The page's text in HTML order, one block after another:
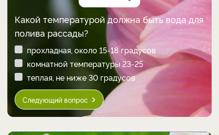
Какой температурой должна быть вода для
полива рассады?
прохладная, около 15-18 градусов
комнатной температуры 23-25
теплая, не ниже 30 градусов
Следующий вопрос